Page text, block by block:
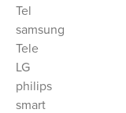
Tel
samsung
Tele
LG
philips
smart